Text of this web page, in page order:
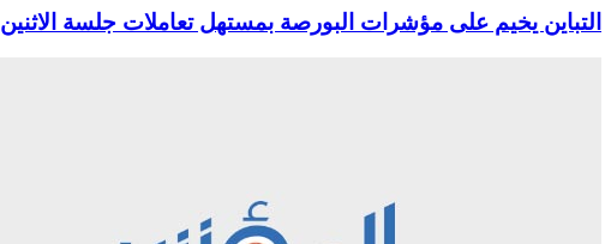
التباين يخيم على مؤشرات البورصة بمستهل تعاملات جلسة الاثنين